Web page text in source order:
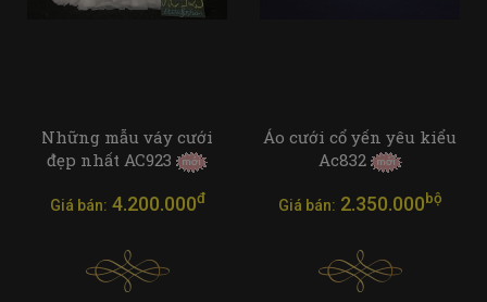
Những mẫu váy cưới
đẹp nhất AC923
Giá bán: 4.200.000đ
Áo cưới cổ yến yêu kiểu
Ac832
Giá bán: 2.350.000bộ